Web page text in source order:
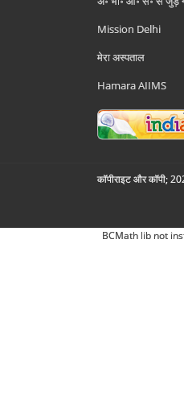
Mission Delhi
मेरा अस्पताल
Hamara AIIMS
कॉपीराइट और कॉपी;
BCMath lib not